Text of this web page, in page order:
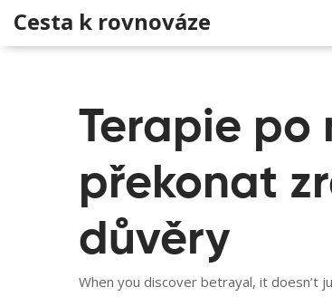
Cesta k rovnováze
Terapie po
překonat
důvěry
When you discover betrayal, it